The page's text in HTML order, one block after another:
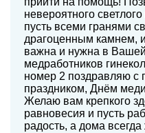
невероятного
пусть всеми гранями
драгоценным камнем,
важна и нужна в
медработников
номер 2 поздравляю с
праздником, Днём
Желаю вам крепкого
равновесия и пусть
радость, а дома